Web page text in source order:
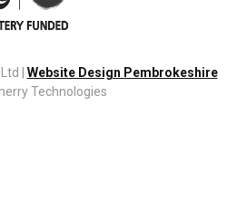
| Website Design Pembrokeshire
Technologies